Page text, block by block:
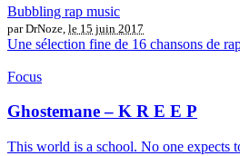
Bubbling rap music
par DrNoze, le 15 juin 2017
Une sélection fine de 16 chansons de
Focus
Ghostemane – K R E E P
This world is a school. No one expects